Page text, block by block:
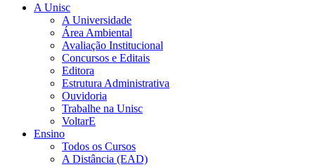
A Unisc
A Universidade
Área Ambiental
Avaliação Institucional
Concursos e Editais
Editora
Estrutura Administrativa
Ouvidoria
Trabalhe na Unisc
VoltarE
Ensino
Todos os Cursos
A Distância (EAD)